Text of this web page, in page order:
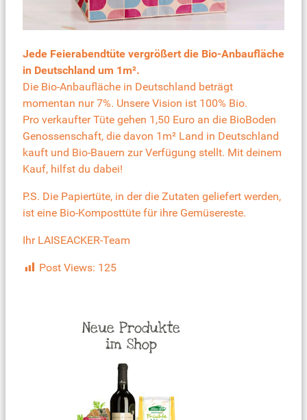
Jede Feierabendtüte vergrößert die Bio-Anbaufläche
in Deutschland um 1m².
Die Bio-Anbaufläche in Deutschland beträgt
momentan nur 7%. Unsere Vision ist 100% Bio.
Pro verkaufter Tüte gehen 1,50 Euro an die BioBoden
Genossenschaft, die davon 1m² Land in Deutschland
kauft und Bio-Bauern zur Verfügung stellt. Mit deinem
Kauf, hilfst du dabei!
P.S. Die Papiertüte, in der die Zutaten geliefert werden,
ist eine Bio-Komposttüte für ihre Gemüsereste.
Ihr LAISEACKER-Team
Post Views: 125